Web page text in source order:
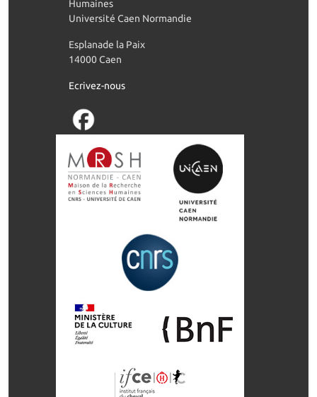
Humaines
Université Caen Normandie
Esplanade la Paix
14000 Caen
Ecrivez-nous